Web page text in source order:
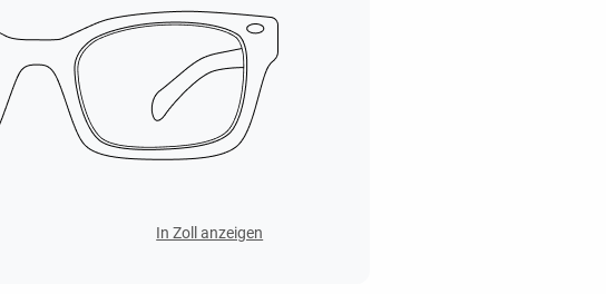
In Zoll anzeigen